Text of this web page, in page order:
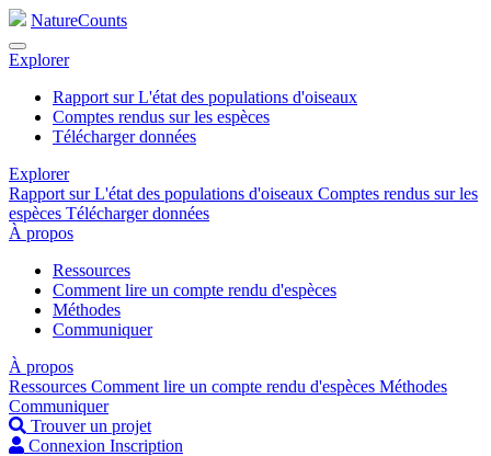
NatureCounts
Explorer
Rapport sur L'état des populations d'oiseaux
Comptes rendus sur les espèces
Télécharger données
Explorer
Rapport sur L'état des populations d'oiseaux Comptes rendus sur les
espèces Télécharger données
À propos
Ressources
Comment lire un compte rendu d'espèces
Méthodes
Communiquer
À propos
Ressources Comment lire un compte rendu d'espèces Méthodes
Communiquer
Trouver un projet
Connexion Inscription